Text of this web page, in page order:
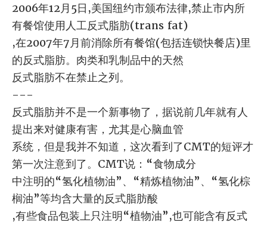
2006年12月5日,美国纽约市颁布法律,禁止市内所
有餐馆使用人工反式脂肪(trans fat)
,在2007年7月前消除所有餐馆(包括连锁快餐店)里
的反式脂肪。肉类和乳制品中的天然
反式脂肪不在禁止之列。
---
反式脂肪并不是一个新事物了，据说前几年就有人
提出来对健康有害，尤其是心脑血管
系统，但是我并不知道，这次看到了CMT的短评才
第一次注意到了。CMT说：“食物成分
中注明的“氢化植物油”、“精炼植物油”、“氢化棕
榈油”等均含大量的反式脂肪酸
,有些食品包装上只注明“植物油”,也可能含有反式